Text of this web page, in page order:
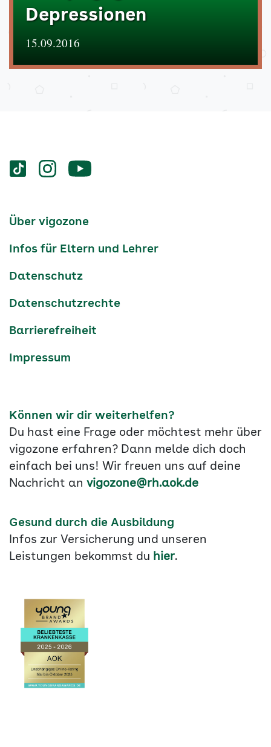
Depressionen
15.09.2016
Services
Social-
vigozone.de
vigozone.devigozone.de
Services-
Über vigozone
Infos für Eltern und Lehrer
Datenschutz
Datenschutzrechte
Barrierefreiheit
Impressum
Können wir dir weiterhelfen?
Du hast eine Frage oder möchtest mehr über
vigozone erfahren? Dann melde dich doch
einfach bei uns! Wir freuen uns auf deine
Nachricht an vigozone@rh.aok.de
Gesund durch die Ausbildung
Infos zur Versicherung und unseren
Leistungen bekommst du hier.